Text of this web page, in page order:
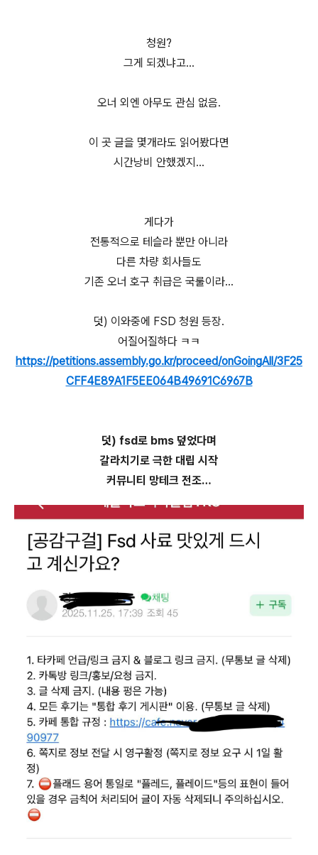
청원?
그게 되겠냐고…
오너 외엔 아무도 관심 없음.
이 곳 글을 몇개라도 읽어봤다면
시간낭비 안했겠지…
게다가
전통적으로 테슬라 뿐만 아니라
다른 차량 회사들도
기존 오너 호구 취급은 국룰이라…
덧) 이와중에 FSD 청원 등장.
어질어질하다 ㅋㅋ
https://petitions.assembly.go.kr/proceed/onGoingAll/3F25
CFF4E89A1F5EE064B49691C6967B
덧) fsd로 bms 덮었다며
갈라치기로 극한 대립 시작
커뮤니티 망테크 전조…